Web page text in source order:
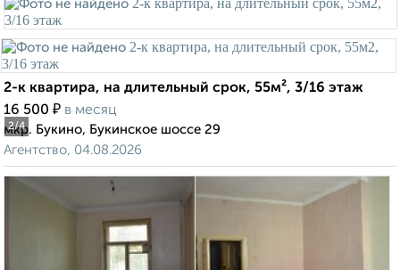
2/4
2-к квартира, на длительный срок, 55м², 3/16 этаж
16 500 ₽ в месяц
мкр. Букино, Букинское шоссе 29
Агентство, 04.08.2026